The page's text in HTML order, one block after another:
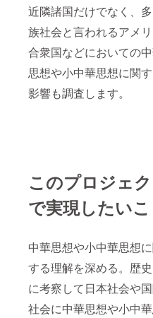
近隣諸国だけでなく、
族社会と言われるアメ
合衆国などにおいての
思想や小中華思想に関
影響も調査します。
このプロジェ
で実現したいこ
中華思想や小中華思想
する理解を深める。歴
に考察して日本社会や
社会に中華思想や小中